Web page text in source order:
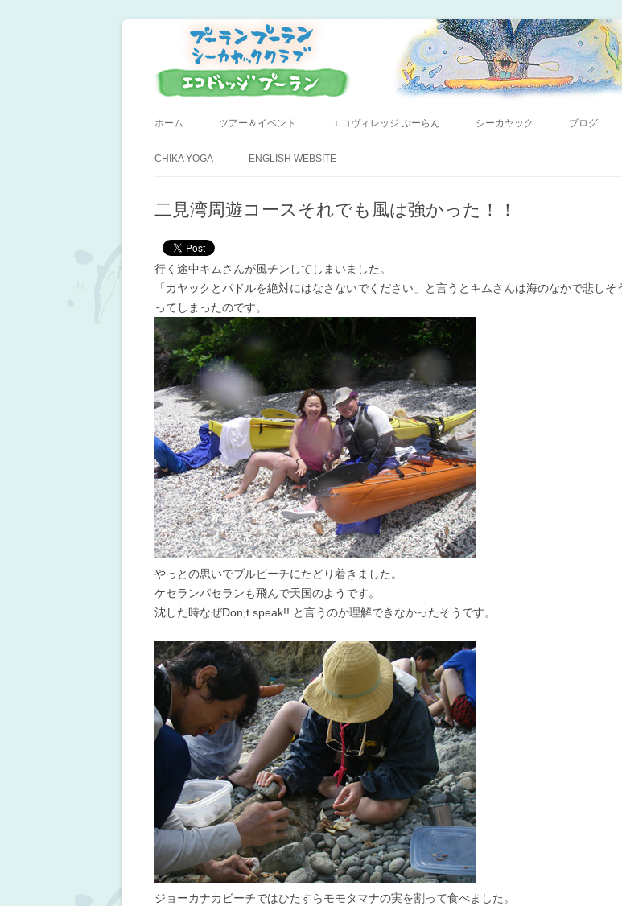
プーラン・プーラン｜小笠原父島 シーカヤッ
ホーム ツアー＆イベント エコヴィレッジ ぷーらん シーカヤック ブログ
CHIKA YOGA ENGLISH WEBSITE
二見湾周遊コースそれでも風は強かった！！
行く途中キムさんが風チンしてしまいました。
「カヤックとパドルを絶対にはなさないでください」と言うとキムさんは海のなかで悲しそ
ってしまったのです。
やっとの思いでブルビーチにたどり着きました。
ケセランパセランも飛んで天国のようです。
沈した時なぜDon,t speak!! と言うのか理解できなかったそうです。
ジョーカナカビーチではひたすらモモタマナの実を割って食べました。